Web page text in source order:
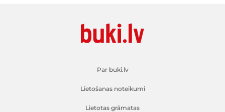
Par buki.lv
Lietošanas noteikumi
Lietotas grāmatas